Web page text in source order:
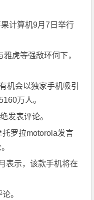
计算机9月7日举行
虎等强敌环伺下，
机会以独家手机吸引
万人。
发表评论。
罗拉motorola发言
表示，该款手机将在
。